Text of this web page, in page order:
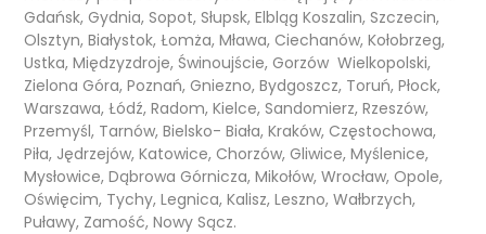
Gdańsk, Gydnia, Sopot, Słupsk, Elbląg Koszalin, Szczecin,
Olsztyn, Białystok, Łomża, Mława, Ciechanów, Kołobrzeg,
Ustka, Międzyzdroje, Świnoujście, Gorzów Wielkopolski,
Zielona Góra, Poznań, Gniezno, Bydgoszcz, Toruń, Płock,
Warszawa, Łódź, Radom, Kielce, Sandomierz, Rzeszów,
Przemyśl, Tarnów, Bielsko- Biała, Kraków, Częstochowa,
Piła, Jędrzejów, Katowice, Chorzów, Gliwice, Myślenice,
Mysłowice, Dąbrowa Górnicza, Mikołów, Wrocław, Opole,
Oświęcim, Tychy, Legnica, Kalisz, Leszno, Wałbrzych,
Puławy, Zamość, Nowy Sącz.